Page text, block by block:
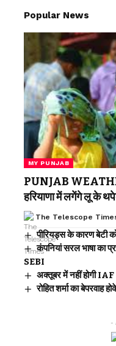
Popular News
MY PUNJAB
PUNJAB
हरियाणा में लगेंगे लू के
The Telescope
पीरियड्स के कारण बेटी
कंपनियां सरल भाषा का
SEBI
अक्तूबर में नहीं होगी
रोहित शर्मा का बेपरवाह
-